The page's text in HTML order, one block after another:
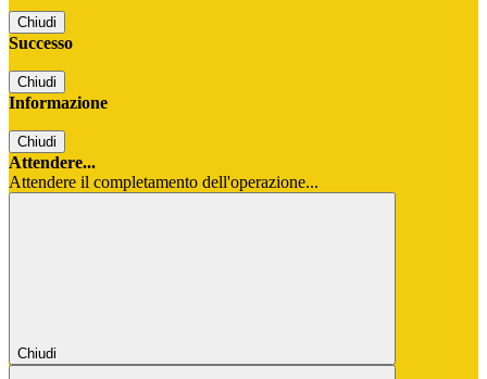
Chiudi
Successo
Chiudi
Informazione
Chiudi
Attendere...
Attendere il completamento dell'operazione...
Chiudi